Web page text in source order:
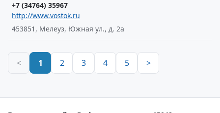
+7 (34764) 35967
http://www.vostok.ru
453851, Мелеуз, Южная ул., д. 2а
< 1 2 3 4 5 >